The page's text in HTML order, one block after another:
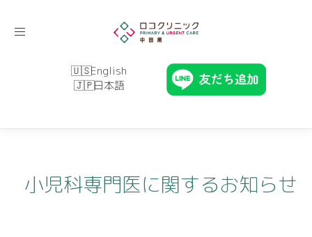
Toggle
English
日本語
小児科専門医に関するお知らせ